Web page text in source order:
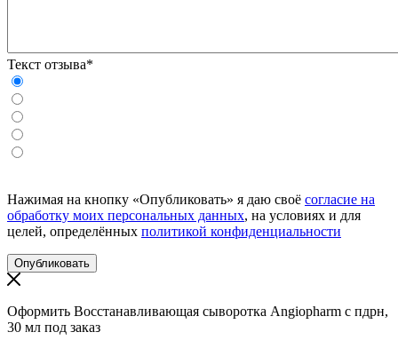
Текст отзыва*
Нажимая на кнопку «Опубликовать» я даю своё согласие на
обработку моих персональных данных, на условиях и для
целей, определённых политикой конфиденциальности
Оформить Восстанавливающая сыворотка Angiopharm с пдрн,
30 мл под заказ